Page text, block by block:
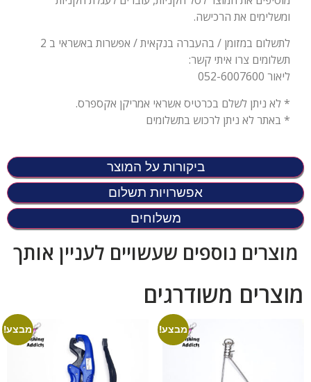
ביקורות על המוצר
אפשרויות תשלום
משלוחים
ומשלימים את הרכישה.
לתשלום במזומן / בהעברה בנקאית / אפשרות באשראי ב 2
תשלומים צרו איתי קשר:
ליאור 052-6007600
* לא ניתן לשלם בכרטיס אשראי אמריקן אקספרס.
* באתר לא ניתן לרכוש בתשלומים
מוצרים נוספים שעשויים לעניין אותך
מוצרים משודרגים
מבצע! מבצע!